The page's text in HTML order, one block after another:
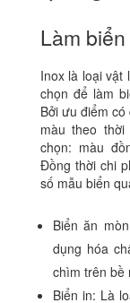
Làm
Inox là loại vật
chọn để làm
Bởi ưu điểm
màu theo
chọn: màu
Đồng thời chi
số mẫu biển
Biển ăn
dụng hóa
chìm trên bề
Biển in: Là